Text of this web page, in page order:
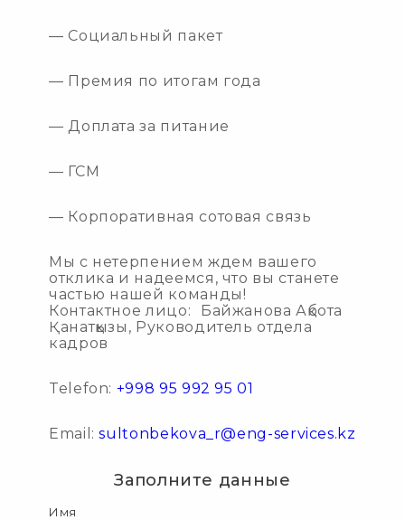
— Социальный пакет
— Премия по итогам года
— Доплата за питание
— ГСМ
— Корпоративная сотовая связь
Мы с нетерпением ждем вашего
отклика и надеемся, что вы станете
частью нашей команды!
Контактное лицо: Байжанова Ақбота
Қанатқызы, Руководитель отдела
кадров
Telefon: +998 95 992 95 01
Email:sultonbekova_r@eng-services.kz
Заполните данные
Имя